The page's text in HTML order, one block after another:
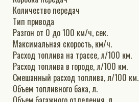
Количество передач
Тип привода
Разгон от 0 до 100 км/ч, сек.
Максимальная скорость, км/ч.
Расход топлива на трассе, л/100 км.
Расход топлива в городе, л/100 км.
Смешанный расход топлива, л/100 км.
Объем топливного бака, л.